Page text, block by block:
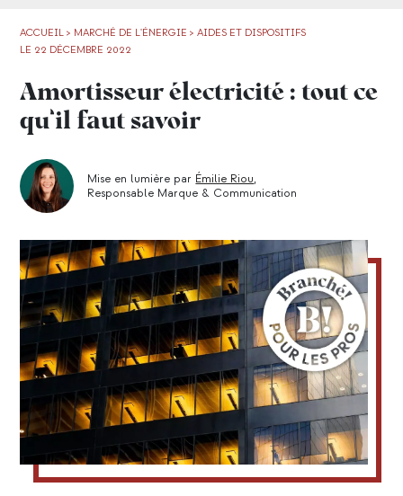
ACCUEIL > MARCHÉ DE L'ÉNERGIE >AIDES ET DISPOSITIFS
LE 22 DÉCEMBRE 2022
Amortisseur électricité : tout ce
qu’il faut savoir
Mise en lumière par Émilie Riou,
Responsable Marque & Communication